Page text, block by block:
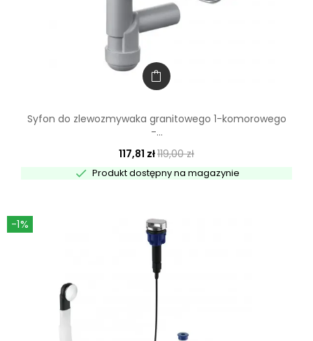
Syfon do zlewozmywaka granitowego 1-komorowego
-...
117,81 zł119,00 zł
 Produkt dostępny na magazynie
-1%